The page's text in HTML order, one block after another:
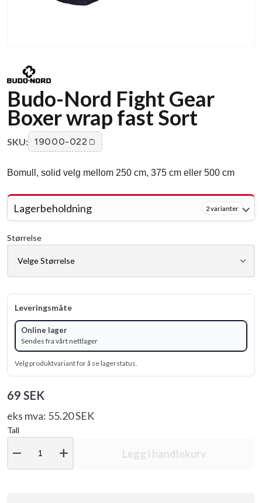
Budo-Nord Fight Gear
Boxer wrap fast Sort
SKU: 19000-022
Bomull, solid velg mellom 250 cm, 375 cm eller 500 cm
Lagerbeholdning 2 varianter
Størrelse
Leveringsmåte
Online lager
Sendes fra vårt nettlager
Velg produktvariant for å se lagerstatus.
69 SEK
eks mva: 55.20 SEK
Tall
remove add Legg i handlekurv